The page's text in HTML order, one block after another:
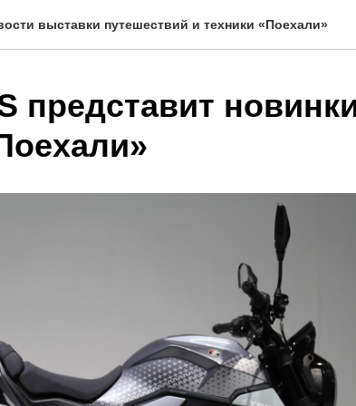
выставки путешествий и техники «Поехали»
представит